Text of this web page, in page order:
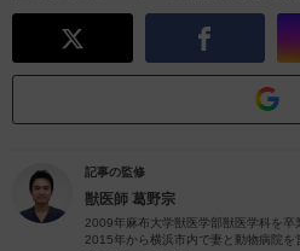
記事の監修
獣医師 葛野宗
2009年麻布大学獣医学部獣医学科を卒
2015年から横浜市内で妻と動物病院